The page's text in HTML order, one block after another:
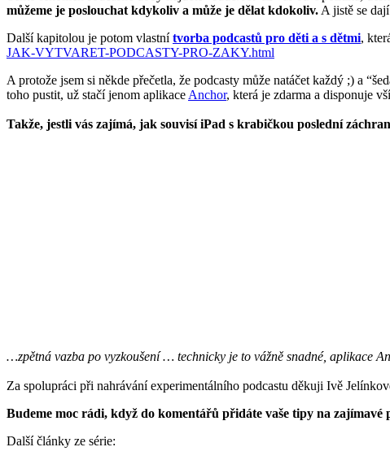
můžeme je poslouchat kdykoliv a může je dělat kdokoliv. A jistě se
Další kapitolou je potom vlastnítvorba podcastů pro děti a s dětmi,
JAK-VYTVARET-PODCASTY-PRO-ZAKY.html
A protože jsem si někde přečetla, že podcasty může natáčet každý ;) a
toho pustit, už stačí jenom aplikace Anchor, která je zdarma a disponuje
Takže, jestli vás zajímá, jak souvisí iPad s krabičkou poslední
…zpětná vazba po vyzkoušení … technicky je to vážně snadné, aplikace
Za spolupráci při nahrávání experimentálního podcastu děkuji Ivě
Budeme moc rádi, když do komentářů přidáte vaše tipy na zajímavé
Další články ze série: